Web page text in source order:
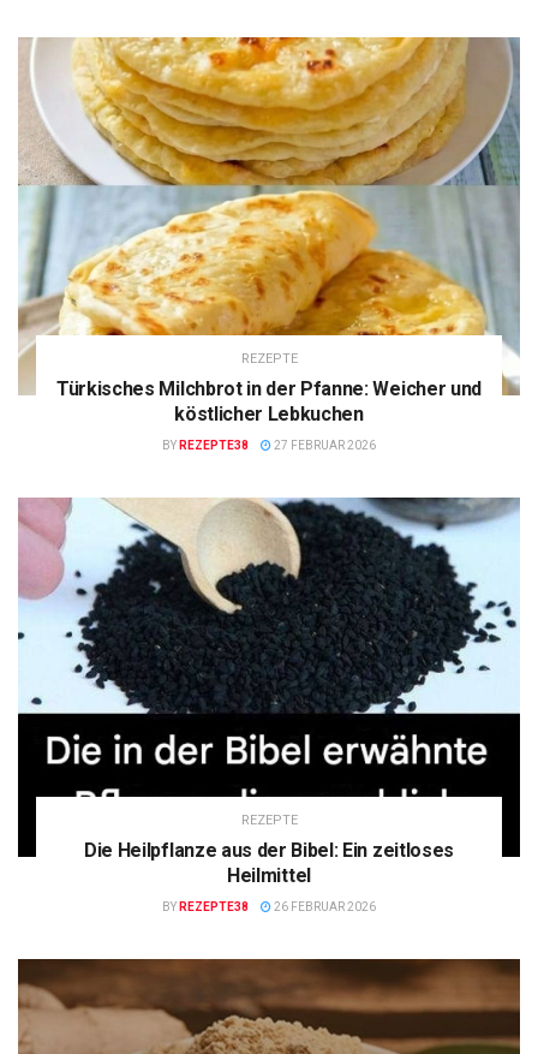
REZEPTE
Türkisches Milchbrot in der Pfanne: Weicher und
köstlicher Lebkuchen
BY REZEPTE38 27 FEBRUAR 2026
REZEPTE
Die Heilpflanze aus der Bibel: Ein zeitloses
Heilmittel
BY REZEPTE38 26 FEBRUAR 2026